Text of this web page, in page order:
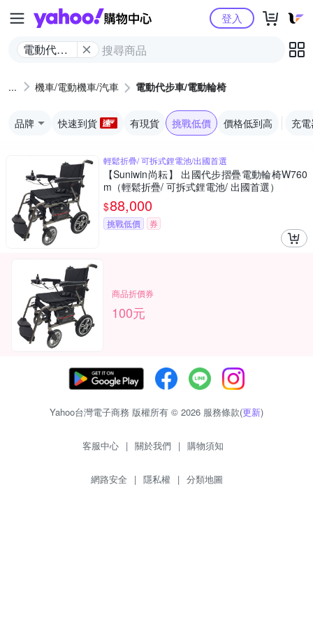
Yahoo購物中心
電動代步
椅
登入
機車/電動機車/汽車 電動代步車/電動輪椅
品牌 快速到貨 有現貨 挑戰低價 價格低到高 充
輕鬆折疊/ 可拆式鋰電池/出國首選
【Suniwin尚耘】 出國代步摺疊電動輪椅W760
m（輕鬆折疊/ 可拆式鋰電池/ 出國首選）
$88,000
挑戰低價 券
商品折價券
100元
Yahoo台灣電子商務 版權所有 © 2026 服務條款(更新)
客服中心 | 關於我們 | 購物須知
網路安全 | 隱私權 | 分類地圖